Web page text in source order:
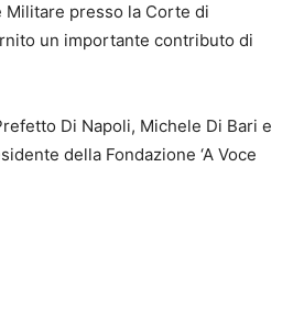
Militare presso la Corte di
un importante contributo di
Di Napoli, Michele Di Bari e
della Fondazione ‘A Voce